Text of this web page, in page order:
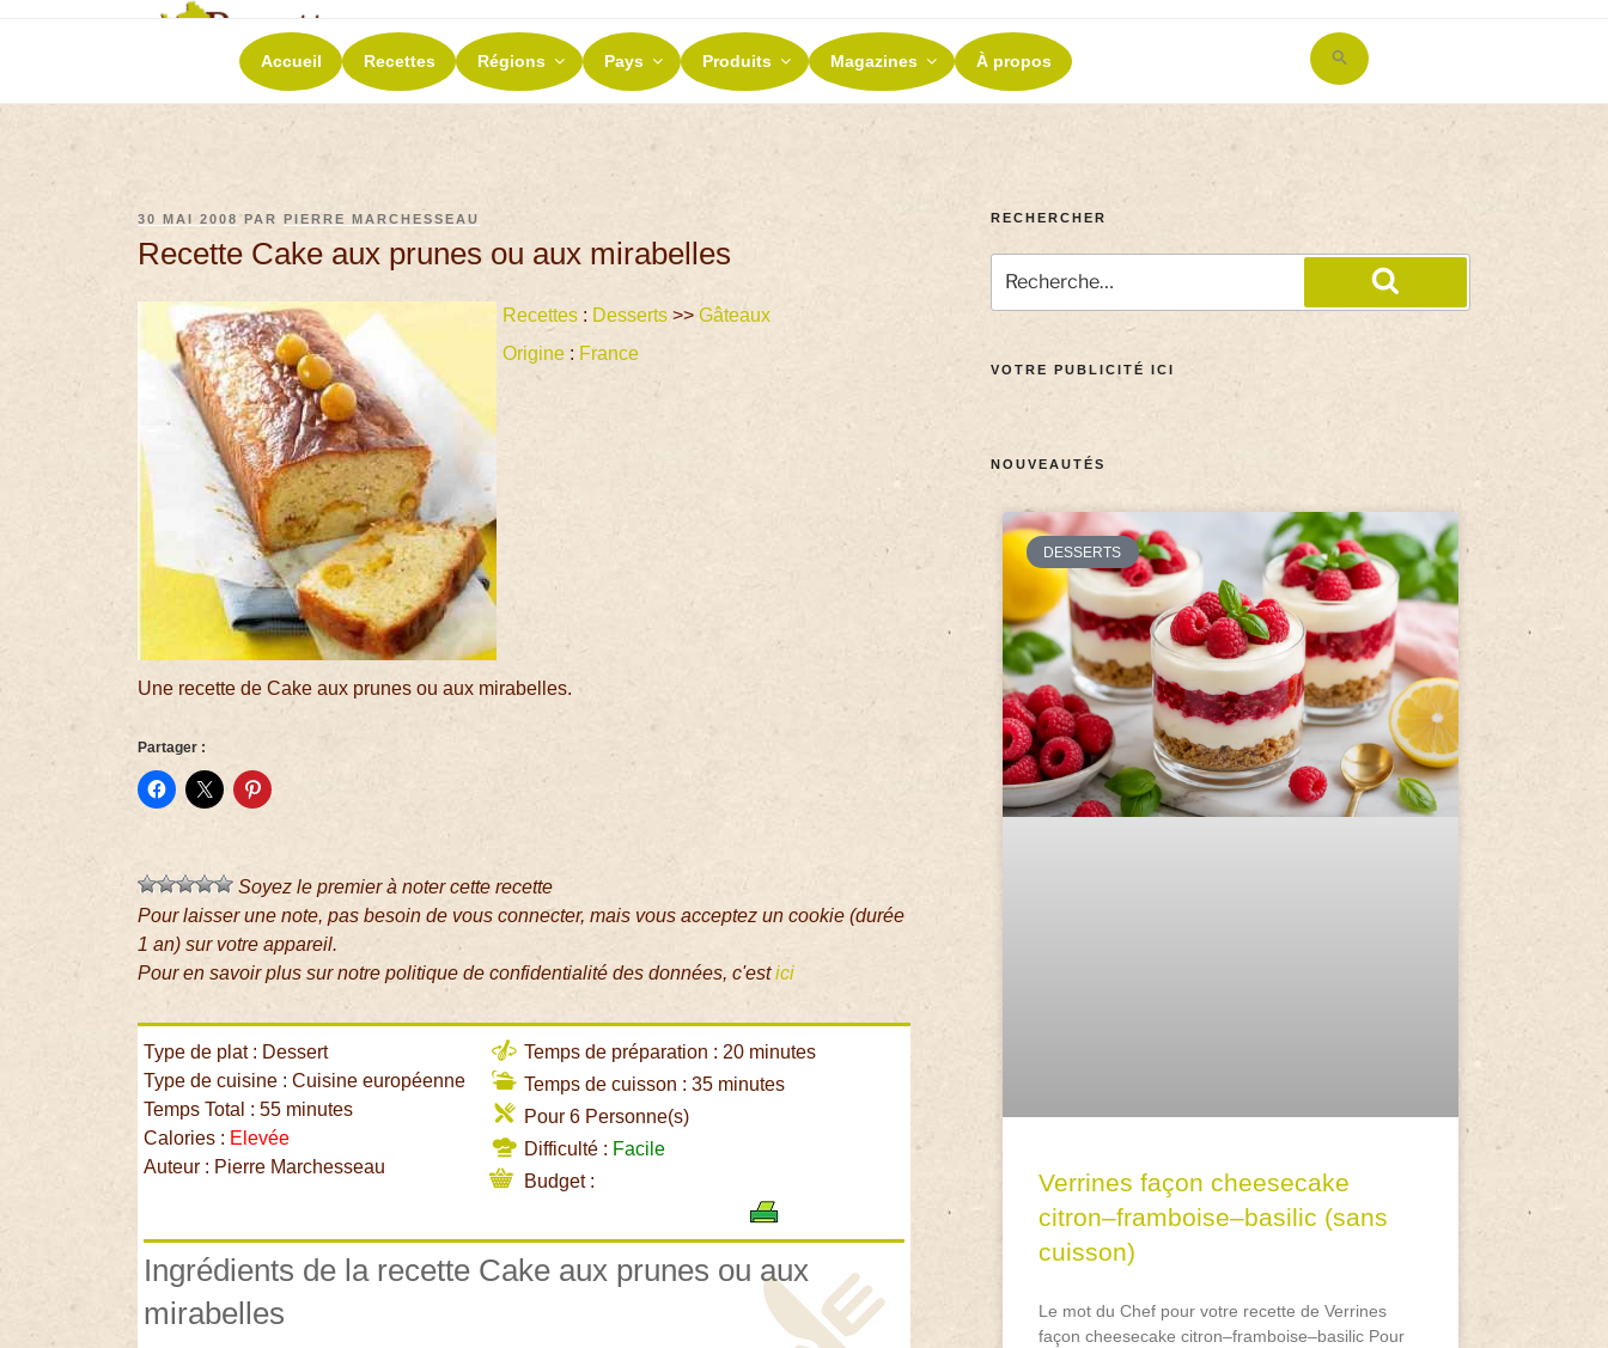
RECETTES ET TERROIRS
La richesse de nos terroirs
Accueil Recettes Régions Pays Produits Magazines À propos
Search
for:
30 MAI 2008 PARPIERRE MARCHESSEAU
Recette Cake aux prunes ou aux mirabelles
Recettes : Desserts >>Gâteaux
Origine : France
Une recette de Cake aux prunes ou aux mirabelles.
Partager :
Soyez le premier à noter cette recette
Pour laisser une note, pas besoin de vous connecter, mais vous acceptez un cookie (durée
1 an) sur votre appareil.
Pour en savoir plus sur notre politique de confidentialité des données, c'estici
Type de plat : Dessert
Type de cuisine : Cuisine européenne
Temps Total : 55 minutes
Calories : Elevée
Auteur : Pierre Marchesseau
Temps de préparation : 20 minutes
Temps de cuisson : 35 minutes
Pour 6 Personne(s)
Difficulté : Facile
Budget :
Ingrédients de la recette Cake aux prunes ou aux
mirabelles
RECHERCHER
VOTRE PUBLICITÉ ICI
NOUVEAUTÉS
DESSERTS
Verrines façon cheesecake
citron–framboise–basilic (sans
cuisson)
Le mot du Chef pour votre recette de Verrines
façon cheesecake citron–framboise–basilic Pour